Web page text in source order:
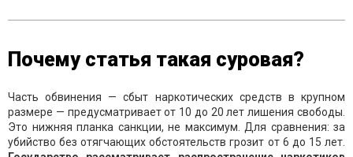
Почему статья такая суровая?
Часть обвинения — сбыт наркотических средств в крупном
размере — предусматривает от 10 до 20 лет лишения свободы.
Это нижняя планка санкции, не максимум. Для сравнения: за
убийство без отягчающих обстоятельств грозит от 6 до 15 лет.